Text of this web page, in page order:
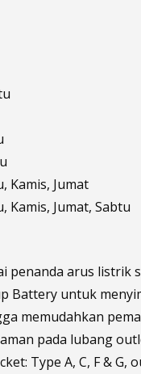
Kamis, Jumat
Kamis, Jumat, Sabtu
penanda arus listrik
Battery untuk
memudahkan
pada lubang
Type A, C, F &